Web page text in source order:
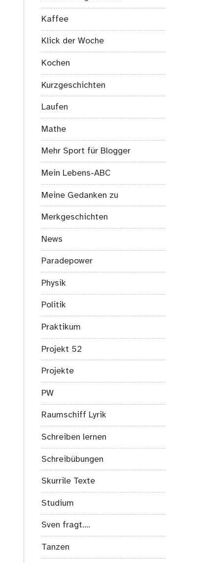
Kaffee
Klick der Woche
Kochen
Kurzgeschichten
Laufen
Mathe
Mehr Sport für Blogger
Mein Lebens-ABC
Meine Gedanken zu
Merkgeschichten
News
Paradepower
Physik
Politik
Praktikum
Projekt 52
Projekte
PW
Raumschiff Lyrik
Schreiben lernen
Schreibübungen
Skurrile Texte
Studium
Sven fragt….
Tanzen